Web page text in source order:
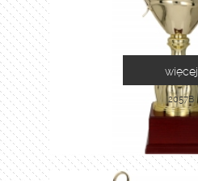
2057B
więcej